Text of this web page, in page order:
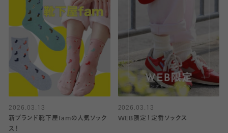
2026.03.13
新ブランド靴下屋famの人気ソック
ス！
2026.03.13
WEB限定！定番ソックス